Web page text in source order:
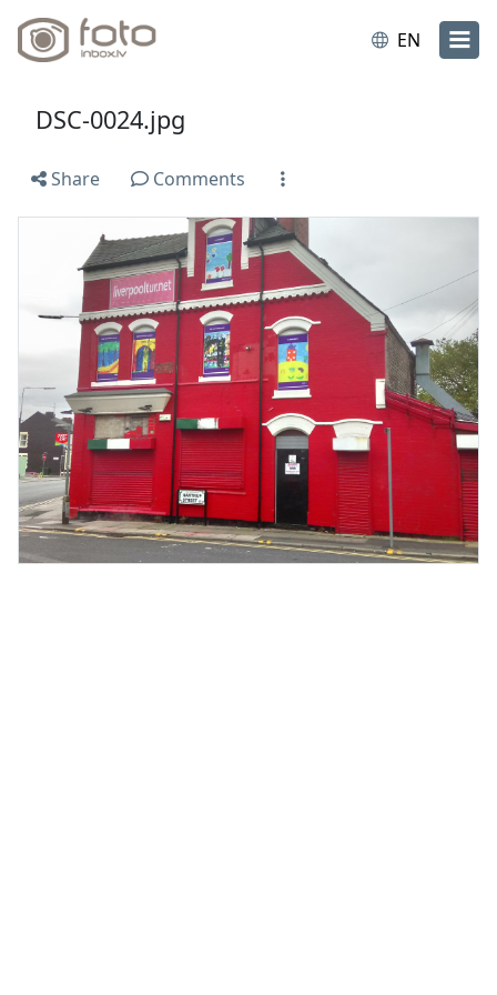
EN
DSC-0024.jpg
Share Comments